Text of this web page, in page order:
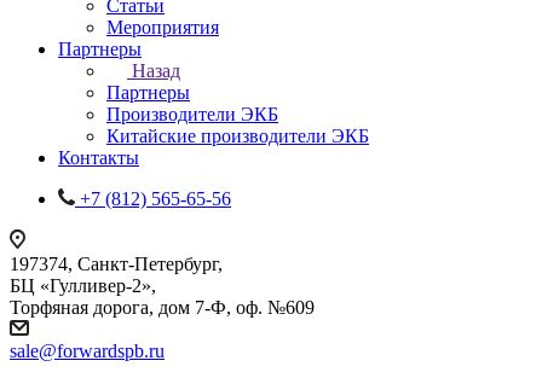
Статьи
Мероприятия
Партнеры
Назад
Партнеры
Производители ЭКБ
Китайские производители ЭКБ
Контакты
+7 (812) 565-65-56
197374, Санкт-Петербург,
БЦ «Гулливер-2»,
Торфяная дорога, дом 7-Ф, оф. №609
sale@forwardspb.ru